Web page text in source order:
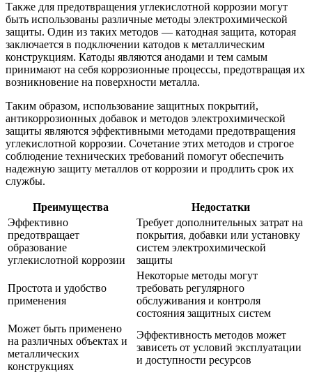
Также для предотвращения углекислотной коррозии могут
быть использованы различные методы электрохимической
защиты. Один из таких методов — катодная защита, которая
заключается в подключении катодов к металлическим
конструкциям. Катоды являются анодами и тем самым
принимают на себя коррозионные процессы, предотвращая их
возникновение на поверхности металла.
Таким образом, использование защитных покрытий,
антикоррозионных добавок и методов электрохимической
защиты являются эффективными методами предотвращения
углекислотной коррозии. Сочетание этих методов и строгое
соблюдение технических требований помогут обеспечить
надежную защиту металлов от коррозии и продлить срок их
службы.
Преимущества
Недостатки
Эффективно
предотвращает
образование
углекислотной коррозии
Требует дополнительных затрат на
покрытия, добавки или установку
систем электрохимической
защиты
Простота и удобство
применения
Некоторые методы могут
требовать регулярного
обслуживания и контроля
состояния защитных систем
Может быть применено
на различных объектах и
металлических
конструкциях
Эффективность методов может
зависеть от условий эксплуатации
и доступности ресурсов